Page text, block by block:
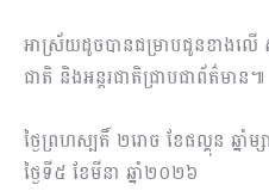
អាស្រ័យដូចបានជម្រាបជូនខាងល
ជាតិ និងអន្តរជាតិជ្រាបជាព័ត៌មាន៕
ថ្ងៃព្រហស្បតិ៍ ២រោច ខែផល្គុន ឆ្
ថ្ងៃទី៥ ខែមីនា ឆ្នាំ២០២៦